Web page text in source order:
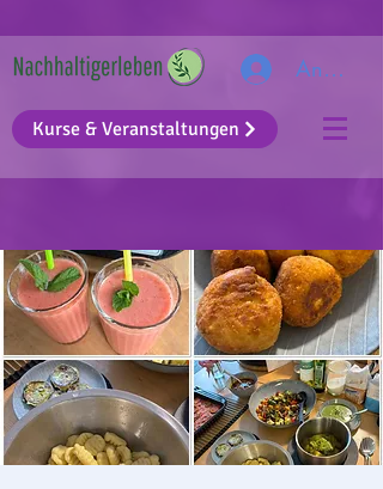
Anmelden
Kurse & Veranstaltungen